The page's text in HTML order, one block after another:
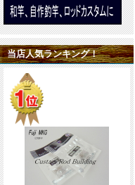
当店人気ランキング！